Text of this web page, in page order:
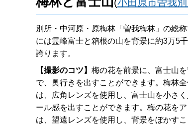
(小田原市曽我
別所・中河原・原梅林「曽我梅林」の総
には霊峰富士と箱根の山を背景に約3万5
誇ります。
【撮影のコツ】 梅の花を前景に、富士山
で、奥行きを出すことができます。梅林
は、広角レンズを使用し、富士山を小さ
ール感を出すことができます。梅の花を
は、望遠レンズを使用し、背景をぼかす